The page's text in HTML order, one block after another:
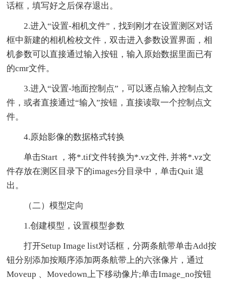
话框，填写好之后保存退出。
2.进入“设置-相机文件”，找到刚才在设置测区对话
框中新建的相机检校文件，双击进入参数设置界面，相
机参数可以直接通过输入按钮，输入原始数据里面已有
的cmr文件。
3.进入“设置-地面控制点”，可以逐点输入控制点文
件，或者直接通过“输入”按钮，直接读取一个控制点文
件。
4.原始影像的数据格式转换
单击Start ，将*.tif文件转换为*.vz文件, 并将*.vz文
件存放在测区目录下的images分目录中，单击Quit 退
出。
（二）模型定向
1.创建模型，设置模型参数
打开Setup Image list对话框，分两条航带单击Add按
钮分别添加按顺序添加两条航带上的六张像片，通过
Moveup 、Movedown上下移动像片;单击Image_no按钮